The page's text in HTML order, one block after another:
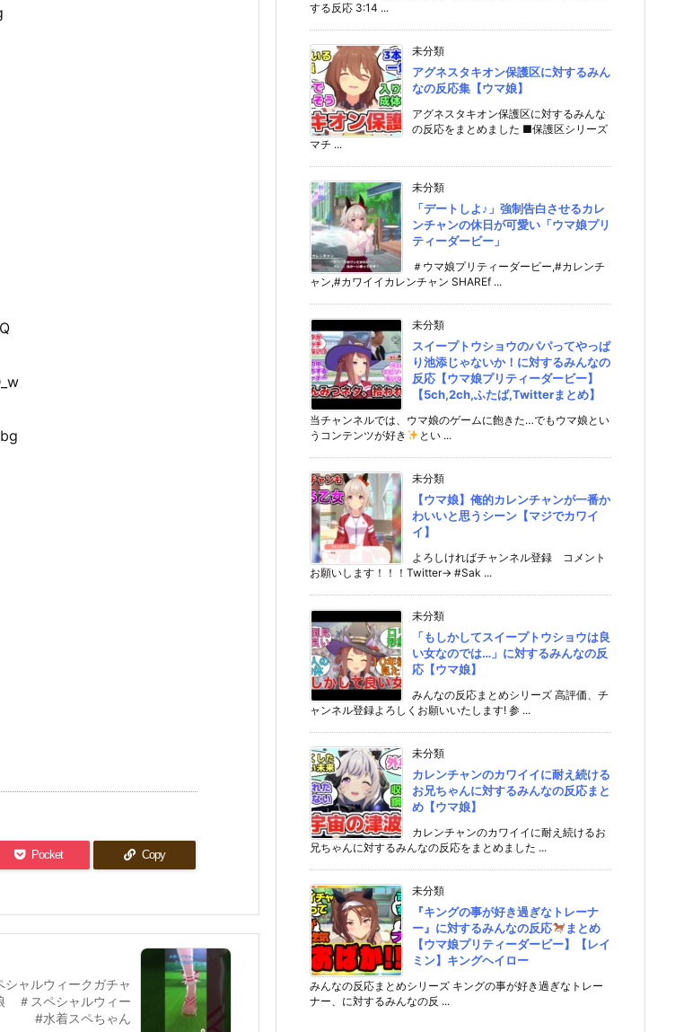
Pocket Copy
シャルウィークガチャ
＃スペシャルウィー
水着スペちゃん
する反応 3:14 ...
未分類
アグネスタキオン保護区に対するみん
なの反応集【ウマ娘】
アグネスタキオン保護区に対するみんな
の反応をまとめました ■保護区シリーズ
マチ ...
未分類
「デートしよ♪」強制告白させるカレ
ンチャンの休日が可愛い「ウマ娘プリ
ティーダービー」
＃ウマ娘プリティーダービー,#カレンチ
ャン,#カワイイカレンチャン SHAREf ...
未分類
スイープトウショウのパパってやっぱ
り池添じゃないか！に対するみんなの
反応【ウマ娘プリティーダービー】
【5ch,2ch,ふたば,Twitterまとめ】
当チャンネルでは、ウマ娘のゲームに飽きた…でもウマ娘とい
うコンテンツが好き
とい ...
未分類
【ウマ娘】俺的カレンチャンが一番か
わいいと思うシーン【マジでカワイ
イ】
よろしければチャンネル登録 コメント
お願いします！！！Twitter→ #Sak ...
未分類
「もしかしてスイープトウショウは良
い女なのでは…」に対するみんなの反
応【ウマ娘】
みんなの反応まとめシリーズ 高評価、チ
ャンネル登録よろしくお願いいたします! 参 ...
未分類
カレンチャンのカワイイに耐え続ける
お兄ちゃんに対するみんなの反応まと
め【ウマ娘】
カレンチャンのカワイイに耐え続けるお
兄ちゃんに対するみんなの反応をまとめました ...
未分類
『キングの事が好き過ぎなトレーナ
ー』に対するみんなの反応
まとめ
【ウマ娘プリティーダービー】【レイ
ミン】キングヘイロー
みんなの反応まとめシリーズ キングの事が好き過ぎなトレー
ナー、に対するみんなの反 ...